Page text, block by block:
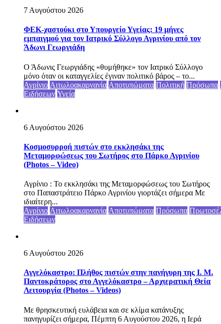
7 Αυγούστου 2026
ΦΕΚ-χαστούκι στο Υπουργείο Υγείας: 19 μήνες
εμπαιγμού για τον Ιατρικό Σύλλογο Αγρινίου από τον
Άδωνι Γεωργιάδη
Ο Άδωνις Γεωργιάδης «θυμήθηκε» τον Ιατρικό Σύλλογο
μόνο όταν οι καταγγελίες έγιναν πολιτικό βάρος – το...
Αγρίνιο Αιτωλοακαρνανία Αποτυπώματα Πολιτική Πρόσωπα
Ειδήσεων Υγεία
6 Αυγούστου 2026
Κοσμοσυρροή πιστών στο εκκλησάκι της
Μεταμορφώσεως του Σωτήρος στο Πάρκο Αγρινίου
(Photos – Video)
Αγρίνιο : Το εκκλησάκι της Μεταμορφώσεως του Σωτήρος
στο Παπαστράτειο Πάρκο Αγρινίου γιορτάζει σήμερα Με
ιδιαίτερη...
Αγρίνιο Αιτωλοακαρνανία Αποτυπώματα Πρόσωπα
Ειδήσεων
6 Αυγούστου 2026
Αγγελόκαστρο: Πλήθος πιστών στην πανήγυρη της Ι. Μ.
Παντοκράτορος στο Αγγελόκαστρο – Αρχιερατική Θεία
Λειτουργία (Photos – Videos)
Με θρησκευτική ευλάβεια και σε κλίμα κατάνυξης
πανηγυρίζει σήμερα, Πέμπτη 6 Αυγούστου 2026, η Ιερά